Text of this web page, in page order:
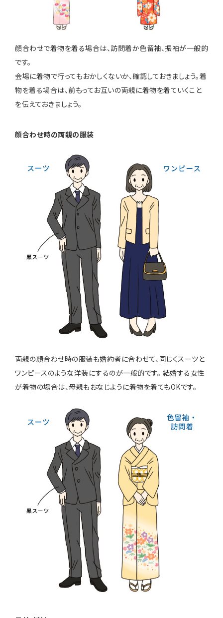
顔合わせで着物を着る場合は、訪問着か色留袖、振袖が一般的
です。
会場に着物で行ってもおかしくないか、確認しておきましょう。着
物を着る場合は、前もってお互いの両親に着物を着ていくこと
を伝えておきましょう。
顔合わせ時の両親の服装
両親の顔合わせ時の服装も婚約者に合わせて、同じくスーツと
ワンピースのような洋装にするのが一般的です。 結婚する女性
が着物の場合は、母親もおなじように着物を着てもOKです。